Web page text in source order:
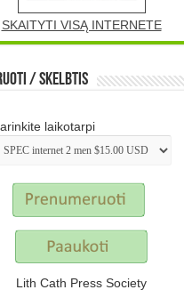
SKAITYTI VISĄ INTERNETE
/ Skelbtis
laikotarpi
Lith Cath Press Society